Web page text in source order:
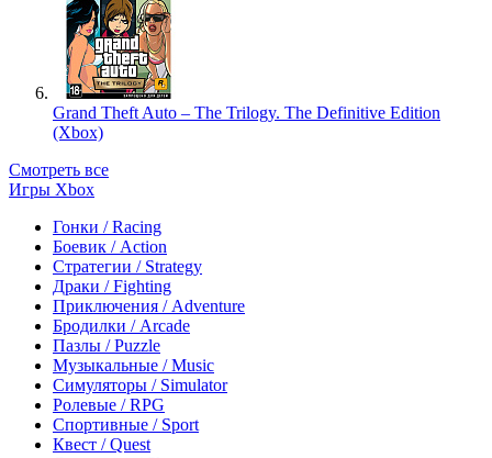
Grand Theft Auto – The Trilogy. The Definitive Edition
(Xbox)
Смотреть все
Игры Xbox
Гонки / Racing
Боевик / Action
Стратегии / Strategy
Драки / Fighting
Приключения / Adventure
Бродилки / Arcade
Пазлы / Puzzle
Музыкальные / Music
Симуляторы / Simulator
Ролевые / RPG
Спортивные / Sport
Квест / Quest